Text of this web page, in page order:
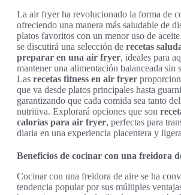
La air fryer ha revolucionado la forma de
ofreciendo una manera más saludable de
platos favoritos con un menor uso de
se discutirá una selección de recetas
preparar en una air fryer, ideales para
mantener una alimentación balanceada sin
Las recetas fitness en air fryer
que va desde platos principales hasta
garantizando que cada comida sea tanto
nutritiva. Explorará opciones que son
calorías para air fryer, perfectas para
diaria en una experiencia placentera y
Beneficios de cocinar con una freidora
Cocinar con una freidora de aire se ha
tendencia popular por sus múltiples